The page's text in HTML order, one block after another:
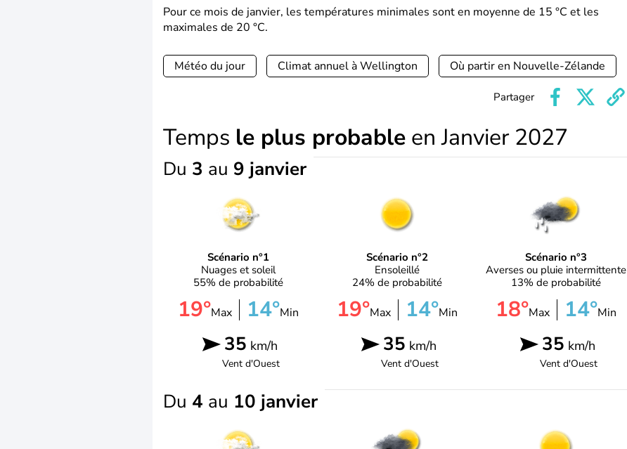
Pour ce mois de janvier, les températures minimales sont en moyenne de 15 °C et les
maximales de 20 °C.
Météo du jour Climat annuel à Wellington Où partir en Nouvelle-Zélande
Partager
Temps le plus probable en Janvier 2027
Du 3 au 9 janvier
Scénario n°1
Nuages et soleil
55% de probabilité
19°Max 14°Min
35 km/h
Vent d'Ouest
Scénario n°2
Ensoleillé
24% de probabilité
19°Max 14°Min
35 km/h
Vent d'Ouest
Scénario n°3
Averses ou pluie intermittente
13% de probabilité
18°Max 14°Min
35 km/h
Vent d'Ouest
Du 4 au 10 janvier